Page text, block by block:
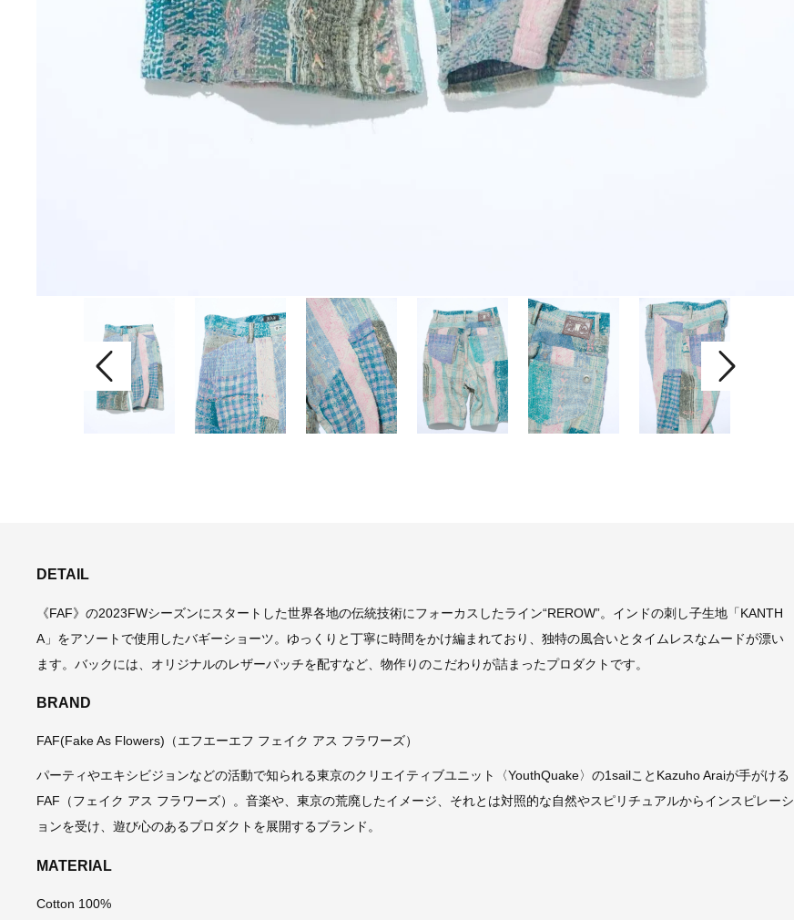
DETAIL
《FAF》の2023FWシーズンにスタートした世界各地の伝統技術にフォーカスしたライン“REROW”。インドの刺し子生地「KANTH
A」をアソートで使用したバギーショーツ。ゆっくりと丁寧に時間をかけ編まれており、独特の風合いとタイムレスなムードが漂い
ます。バックには、オリジナルのレザーパッチを配すなど、物作りのこだわりが詰まったプロダクトです。
BRAND
FAF(Fake As Flowers)（エフエーエフ フェイク アス フラワーズ）
パーティやエキシビジョンなどの活動で知られる東京のクリエイティブユニット〈YouthQuake〉の1sailことKazuho Araiが手がける
FAF（フェイク アス フラワーズ）。音楽や、東京の荒廃したイメージ、それとは対照的な自然やスピリチュアルからインスピレーシ
ョンを受け、遊び心のあるプロダクトを展開するブランド。
MATERIAL
Cotton 100%